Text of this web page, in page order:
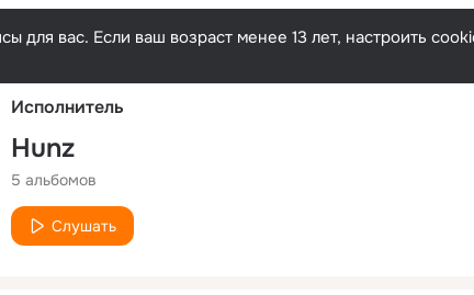
для вас. Если ваш возраст менее 13 лет, настроить
Исполнитель
Hunz
5 альбомов
Слушать